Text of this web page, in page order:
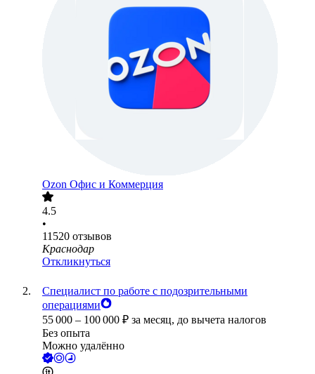
Ozon Офис и Коммерция
4.5
•
11520 отзывов
Краснодар
Откликнуться
Специалист по работе с подозрительными
операциями
55 000 – 100 000 ₽ за месяц, до вычета налогов
Без опыта
Можно удалённо